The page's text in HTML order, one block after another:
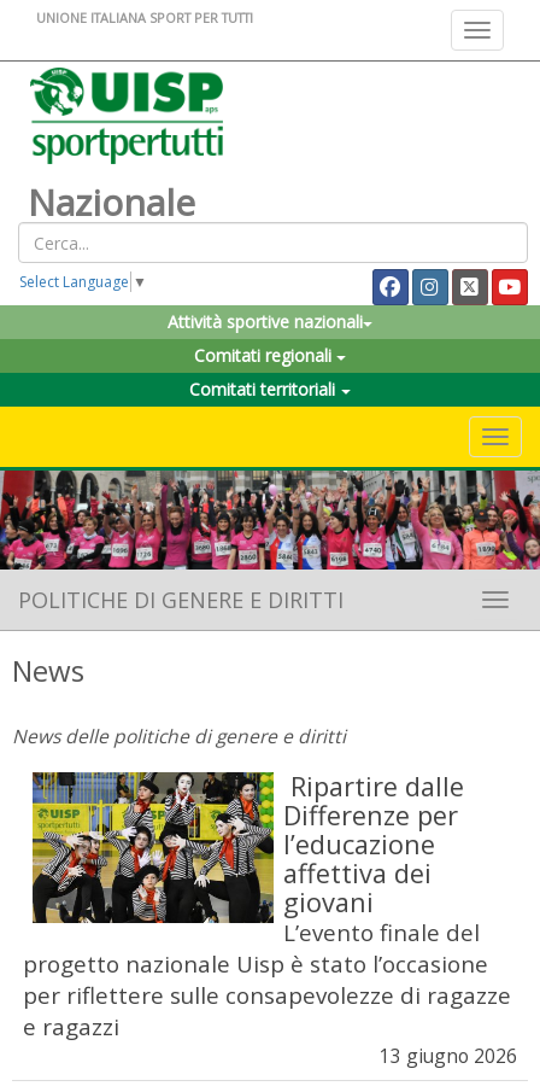
Toggle
UNIONE ITALIANA SPORT PER TUTTI
Nazionale
Select Language ▼
Attività sportive nazionali
Comitati regionali
Comitati territoriali
POLITICHE DI GENERE E DIRITTI
News
News delle politiche di genere e diritti
Ripartire dalle
Differenze per
l’educazione
affettiva dei
giovani
L’evento finale del
progetto nazionale Uisp è stato l’occasione
per riflettere sulle consapevolezze di ragazze
e ragazzi
13 giugno 2026